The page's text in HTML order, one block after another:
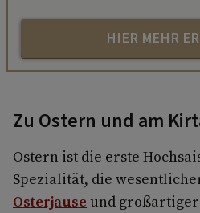
HIER MEHR
Zu Ostern und am
Ostern ist die erste
Spezialität, die
Osterjause und